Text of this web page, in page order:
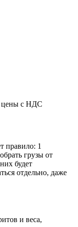
цены с НДС
правило: 1
грузы от
будет
отдельно, даже
и веса,